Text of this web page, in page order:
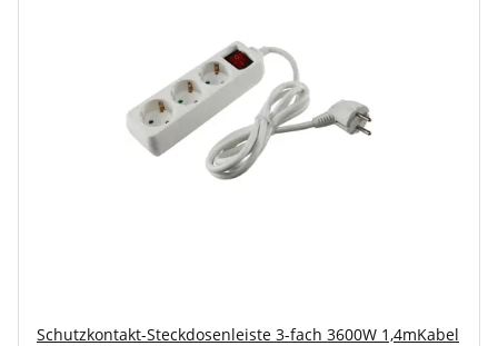
Schutzkontakt-Steckdosenleiste 3-fach 3600W 1,4mKabel